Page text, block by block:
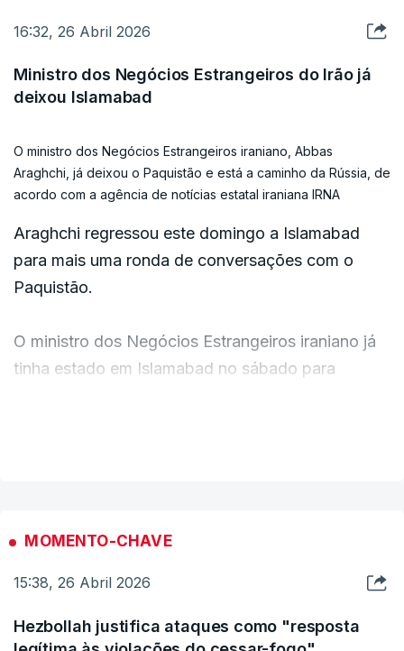
16:32, 26 Abril 2026
Ministro dos Negócios Estrangeiros do Irão já
deixou Islamabad
O ministro dos Negócios Estrangeiros iraniano, Abbas
Araghchi, já deixou o Paquistão e está a caminho da Rússia, de
acordo com a agência de notícias estatal iraniana IRNA
Araghchi regressou este domingo a Islamabad
para mais uma ronda de conversações com o
Paquistão.
O ministro dos Negócios Estrangeiros iraniano já
tinha estado em Islamabad no sábado para
MOMENTO-CHAVE
15:38, 26 Abril 2026
Hezbollah justifica ataques como "resposta